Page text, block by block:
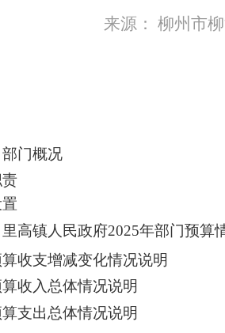
来源： 柳州市
门概况
高镇人民政府2025年部门预算
收支增减变化情况说明
收入总体情况说明
支出总体情况说明